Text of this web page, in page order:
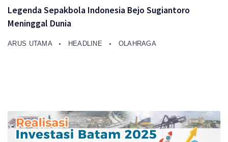
Legenda Sepakbola Indonesia Bejo Sugiantoro
Meninggal Dunia
ARUS UTAMA HEADLINE OLAHRAGA